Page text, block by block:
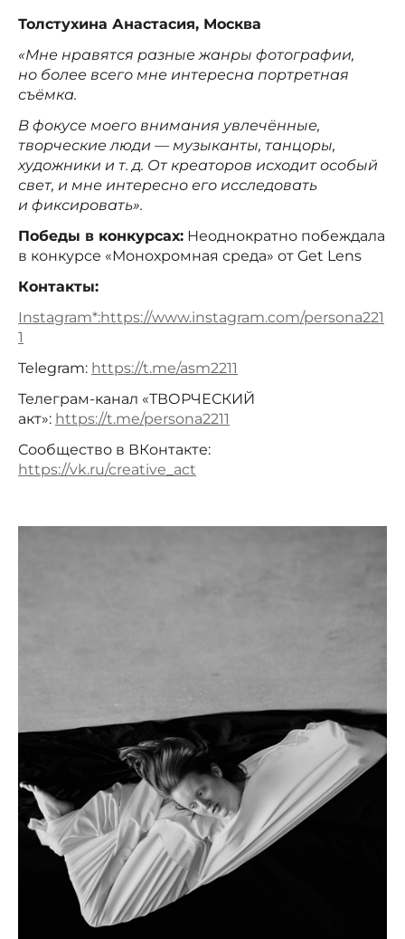
Толстухина Анастасия, Москва
«Мне нравятся разные жанры фотографии,
но более всего мне интересна портретная
съёмка.
В фокусе моего внимания увлечённые,
творческие люди — музыканты, танцоры,
художники и т. д. От креаторов исходит особый
свет, и мне интересно его исследовать
и фиксировать».
Победы в конкурсах: Неоднократно побеждала
в конкурсе «Монохромная среда» от Get Lens
Контакты:
Instagram*:https://www.instagram.com/persona221
1
Telegram: https://t.me/asm2211
Телеграм-канал «ТВОРЧЕСКИЙ
акт»: https://t.me/persona2211
Сообщество в ВКонтакте:
https://vk.ru/creative_act